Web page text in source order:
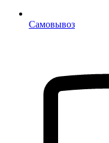
Самовывоз